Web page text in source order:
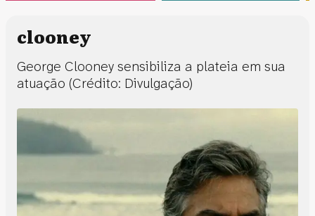
clooney
George Clooney sensibiliza a plateia em sua
atuação (Crédito: Divulgação)